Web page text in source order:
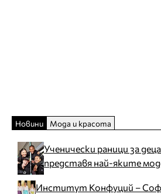
Новини Мода и красота
Ученически раници за
представя най-яките
Институт Конфуций –